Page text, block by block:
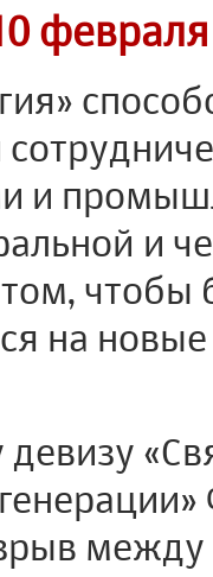
и
и
том,
на